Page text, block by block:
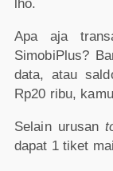
lho.
Apa aja
SimobiPlus?
data, atau
Rp20 ribu,
Selain urusan
dapat 1 tiket